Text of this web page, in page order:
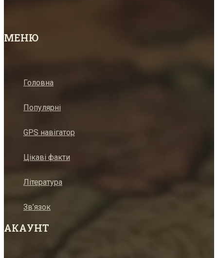
МЕНЮ
Головна
Популярні
GPS навігатор
Цікаві факти
Література
Зв’язок
АКАУНТ